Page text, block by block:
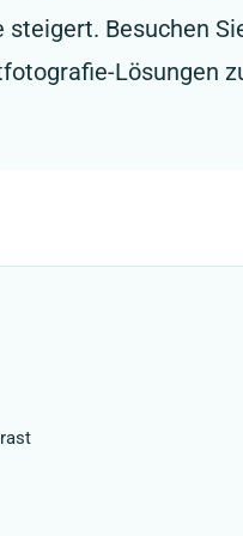
Besuchen
Lösungen